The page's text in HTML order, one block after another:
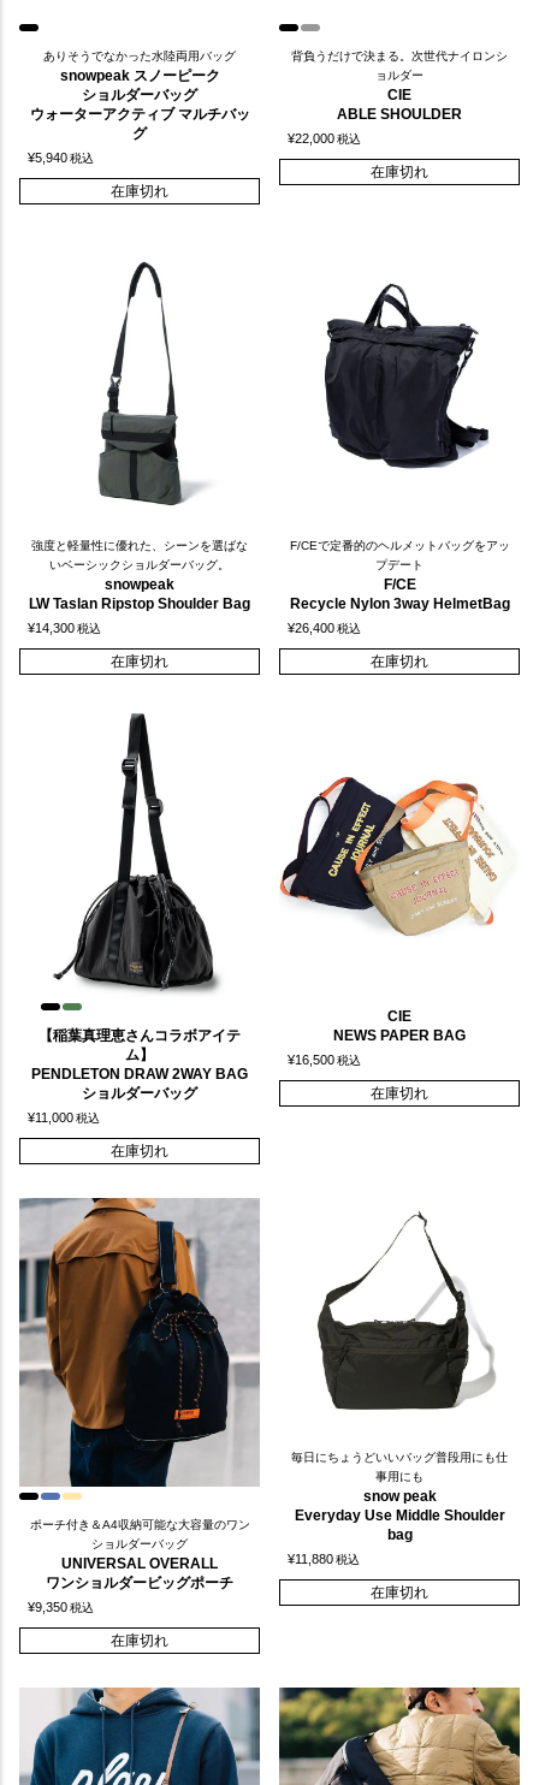
ありそうでなかった水陸両用バッグ
snowpeak スノーピーク
ショルダーバッグ
ウォーターアクティブ マルチバッ
グ
¥5,940税込
在庫切れ
背負うだけで決まる。次世代ナイロンシ
ョルダー
CIE
ABLE SHOULDER
¥22,000税込
在庫切れ
強度と軽量性に優れた、シーンを選ばな
いベーシックショルダーバッグ。
snowpeak
LW Taslan Ripstop Shoulder Bag
¥14,300税込
在庫切れ
F/CEで定番的のヘルメットバッグをアッ
プデート
F/CE
Recycle Nylon 3way HelmetBag
¥26,400税込
在庫切れ
【稲葉真理恵さんコラボアイテ
ム】
PENDLETON DRAW 2WAY BAG
ショルダーバッグ
¥11,000税込
在庫切れ
CIE
NEWS PAPER BAG
¥16,500税込
在庫切れ
ポーチ付き＆A4収納可能な大容量のワン
ショルダーバッグ
UNIVERSAL OVERALL
ワンショルダービッグポーチ
¥9,350税込
在庫切れ
毎日にちょうどいいバッグ普段用にも仕
事用にも
snow peak
Everyday Use Middle Shoulder
bag
¥11,880税込
在庫切れ